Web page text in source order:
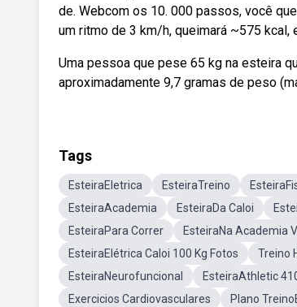
de. Webcom os 10. 000 passos, você
um ritmo de 3 km/h, queimará ~575 kcal,
Uma pessoa que pese 65 kg na esteira
aproximadamente 9,7 gramas de peso
Tags
EsteiraEletrica EsteiraTreino
EsteiraAcademia
EsteiraDa Caloi
EsteiraPara Correr
EsteiraNa Academia
EsteiraElétrica Caloi 100 Kg Fotos
Treino
EsteiraNeurofuncional
EsteiraAthletic
Exercicios Cardiovasculares
Plano